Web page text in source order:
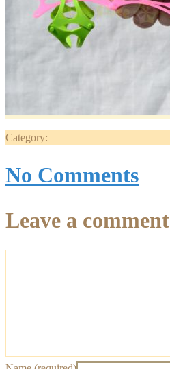
Category:
No Comments
Leave a comment